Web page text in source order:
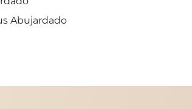
Abujardado